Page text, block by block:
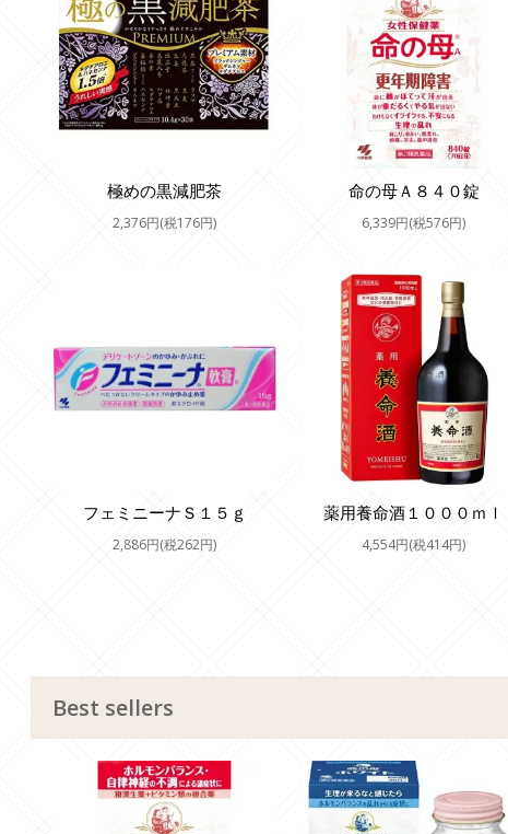
極めの黒減肥茶
2,376円(税176円)
命の母Ａ８４０錠
6,339円(税576円)
フェミニーナＳ１５ｇ
2,886円(税262円)
薬用養命酒１０００ｍｌ
4,554円(税414円)
Best sellers